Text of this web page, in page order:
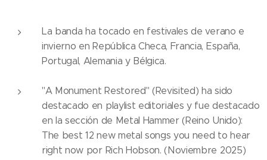
La banda ha tocado en festivales de verano e
invierno en República Checa, Francia, España,
Portugal, Alemania y Bélgica.
"A Monument Restored" (Revisited) ha sido
destacado en playlist editoriales y fue destacado
en la sección de Metal Hammer (Reino Unido):
The best 12 new metal songs you need to hear
right now por Rich Hobson. (Noviembre 2025)